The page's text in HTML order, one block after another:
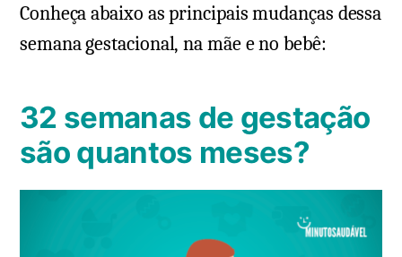
Conheça abaixo as principais mudanças dessa
semana gestacional, na mãe e no bebê:
32 semanas de gestação
são quantos meses?